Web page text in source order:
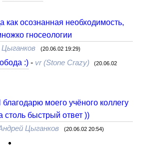
как осознанная необходимость,
гносеологии
Цыганков (20.06.02 19:29)
:)- vr (Stone Crazy) (20.06.02
благодарю моего учёного коллегу
столь быстрый ответ ))
Цыганков (20.06.02 20:54)